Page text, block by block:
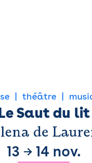
théâtre
Saut du lit
de
13 → 14 nov.